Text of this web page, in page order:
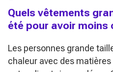
Quels vêtements
été pour avoir moins
Les personnes grande
chaleur avec des